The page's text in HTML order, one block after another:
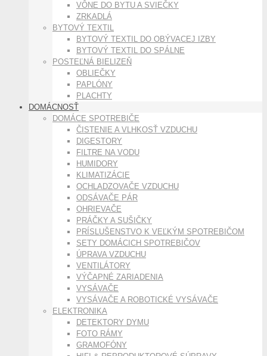
VÔNE DO BYTU A SVIEČKY
ZRKADLÁ
BYTOVÝ TEXTIL
BYTOVÝ TEXTIL DO OBÝVACEJ IZBY
BYTOVÝ TEXTIL DO SPÁLNE
POSTEĽNÁ BIELIZEŇ
OBLIEČKY
PAPLÓNY
PLACHTY
DOMÁCNOSŤ
DOMÁCE SPOTREBIČE
ČISTENIE A VLHKOSŤ VZDUCHU
DIGESTORY
FILTRE NA VODU
HUMIDORY
KLIMATIZÁCIE
OCHLADZOVAČE VZDUCHU
ODSÁVAČE PÁR
OHRIEVAČE
PRÁČKY A SUŠIČKY
PRÍSLUŠENSTVO K VEĽKÝM SPOTREBIČOM
SETY DOMÁCICH SPOTREBIČOV
ÚPRAVA VZDUCHU
VENTILÁTORY
VÝČAPNÉ ZARIADENIA
VYSÁVAČE
VYSÁVAČE A ROBOTICKÉ VYSÁVAČE
ELEKTRONIKA
DETEKTORY DYMU
FOTO RÁMY
GRAMOFÓNY